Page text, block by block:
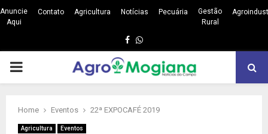
Anuncie
Aqui
Contato Agricultura Notícias Pecuária
Gestão
Rural
Facebook
Whatsapp
PRIMARY
Home Eventos 22ª EXPOCAFÉ 2019
Agricultura Eventos